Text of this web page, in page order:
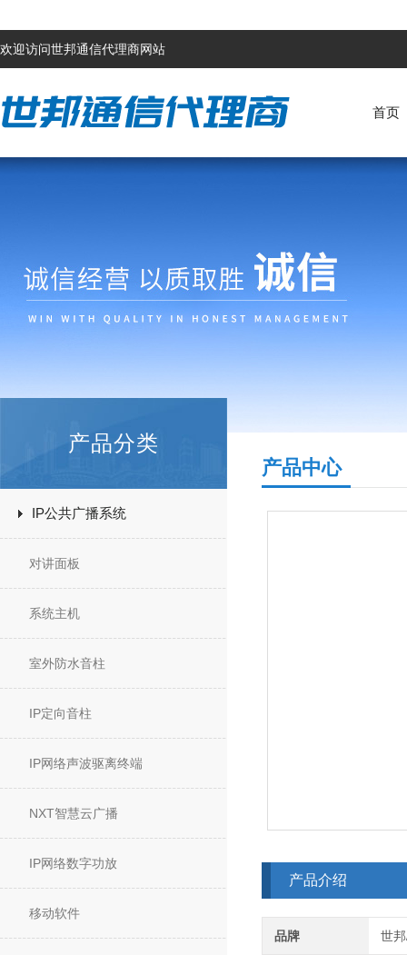
欢迎访问世邦通信代理商网站
首页
产品分类
IP公共广播系统
对讲面板
系统主机
室外防水音柱
IP定向音柱
IP网络声波驱离终端
NXT智慧云广播
IP网络数字功放
移动软件
产品中心
产品介绍
品牌 世